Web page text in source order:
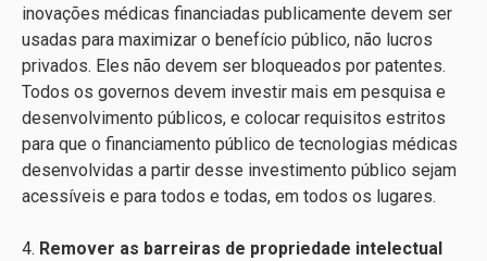
inovações médicas financiadas publicamente devem ser
usadas para maximizar o benefício público, não lucros
privados. Eles não devem ser bloqueados por patentes.
Todos os governos devem investir mais em pesquisa e
desenvolvimento públicos, e colocar requisitos estritos
para que o financiamento público de tecnologias médicas
desenvolvidas a partir desse investimento público sejam
acessíveis e para todos e todas, em todos os lugares.
4. Remover as barreiras de propriedade intelectual